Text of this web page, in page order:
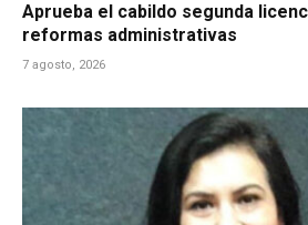
Aprueba el cabildo segunda
reformas administrativas
7 agosto, 2026